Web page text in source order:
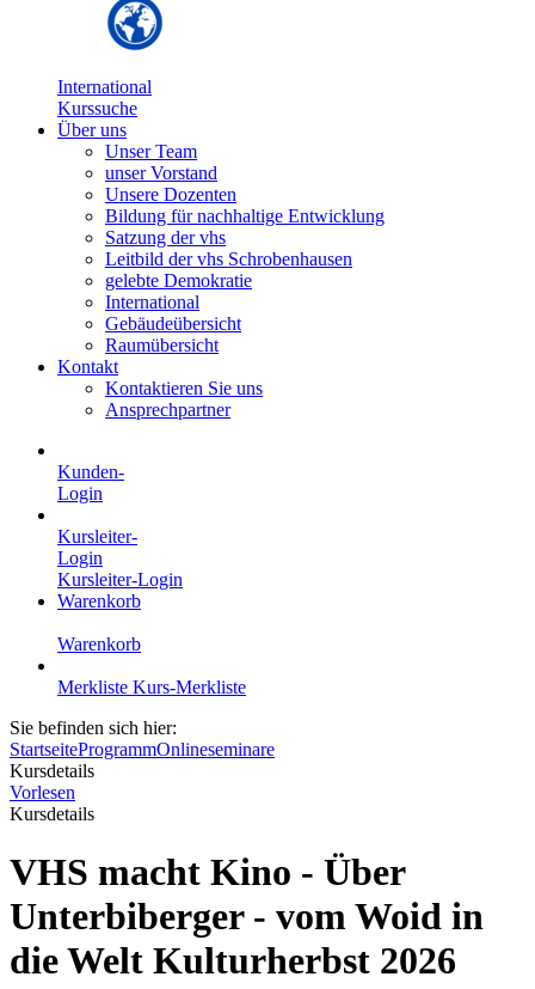
International
Kurssuche
Über uns
Unser Team
unser Vorstand
Unsere Dozenten
Bildung für nachhaltige Entwicklung
Satzung der vhs
Leitbild der vhs Schrobenhausen
gelebte Demokratie
International
Gebäudeübersicht
Raumübersicht
Kontakt
Kontaktieren Sie uns
Ansprechpartner
Kunden-
Login
Kursleiter-
Login
Kursleiter-Login
Warenkorb
Warenkorb
Merkliste Kurs-Merkliste
Sie befinden sich hier:
StartseiteProgrammOnlineseminare
Kursdetails
Vorlesen
Kursdetails
VHS macht Kino - Über
Unterbiberger - vom Woid in
die Welt Kulturherbst 2026